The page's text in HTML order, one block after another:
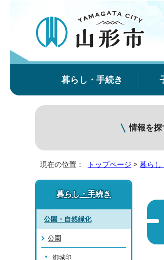
暮らし・手続き
情報を探
現在の位置： トップページ > 暮らし
暮らし・手続き
公園・自然緑化
公園
御城印